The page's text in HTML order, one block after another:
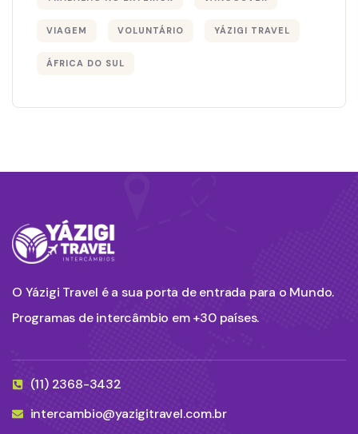
VIAGEM VOLUNTÁRIO YÁZIGI TRAVEL
ÁFRICA DO SUL
O Yázigi Travel é a sua porta de entrada para o Mundo.
Programas de intercâmbio em +30 países.
(11) 2368-3432
intercambio@yazigitravel.com.br